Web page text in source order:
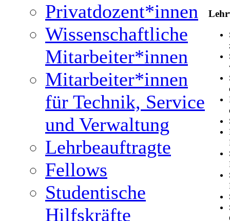
Privatdozent*innen
Wissenschaftliche
Mitarbeiter*innen
Mitarbeiter*innen
für Technik, Service
und Verwaltung
Lehrbeauftragte
Fellows
Studentische
Hilfskräfte